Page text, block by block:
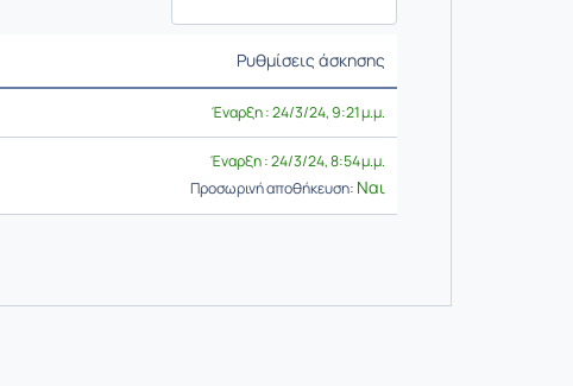
Ρυθμίσεις άσκησης
Ρυθμίσεις επιλογής /
Έναρξη : 24/3/24, 9:21 μ.μ.
Έναρξη : 24/3/24, 8:54 μ.μ.
Προσωρινή αποθήκευση: Ναι